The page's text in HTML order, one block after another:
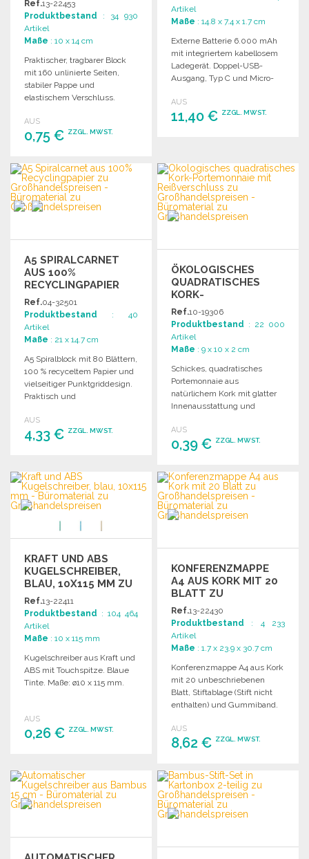
Ref.13-22453
Produktbestand : 34 930
Artikel
Maße : 10 x 14 cm
Praktischer, tragbarer Block
mit 160 unlinierte Seiten,
stabiler Pappe und
elastischem Verschluss.
AUS
0,75 € ZZGL. MWST.
BESTELLEN
Angebot anfordern
Artikel
Maße : 14.8 x 7.4 x 1.7 cm
Externe Batterie 6.000 mAh
mit integriertem kabellosem
Ladegerät. Doppel-USB-
Ausgang, Typ C und Micro-
Geräte.
AUS
11,40 € ZZGL. MWST.
Angebot anfordern
A5 SPIRALCARNET
AUS 100%
RECYCLINGPAPIER
Ref.04-32501
Produktbestand : 40
Artikel
Maße : 21 x 14.7 cm
A5 Spiralblock mit 80 Blättern,
100 % recyceltem Papier und
vielseitiger Punktgriddesign.
Praktisch und
Hergestellt in Italien.
AUS
4,33 € ZZGL. MWST.
Angebot anfordern
ÖKOLOGISCHES
QUADRATISCHES
KORK-
PORTEMONNAIE MIT
REISSVERSCHLUSS
Ref.10-19306
Produktbestand : 22 000
Artikel
Maße : 9 x 10 x 2 cm
Schickes, quadratisches
Portemonnaie aus
natürlichem Kork mit glatter
Innenausstattung und
sowie Schlüsselring.
AUS
0,39 € ZZGL. MWST.
BESTELLEN
Angebot anfordern
KRAFT UND ABS
KUGELSCHREIBER,
BLAU, 10X115 MM ZU
GROSSHANDELSPREISEN
Ref.13-22411
Produktbestand : 104 464
Artikel
Maße : 10 x 115 mm
Kugelschreiber aus Kraft und
ABS mit Touchspitze. Blaue
Tinte. Maße: ø10 x 115 mm.
AUS
0,26 € ZZGL. MWST.
Angebot anfordern
KONFERENZMAPPE
A4 AUS KORK MIT 20
BLATT ZU
GROSSHANDELSPREISEN
Ref.13-22430
Produktbestand : 4 233
Artikel
Maße : 1.7 x 23.9 x 30.7 cm
Konferenzmappe A4 aus Kork
mit 20 unbeschriebenen
Blatt, Stiftablage (Stift nicht
enthalten) und Gummiband.
AUS
8,62 € ZZGL. MWST.
BESTELLEN
Angebot anfordern